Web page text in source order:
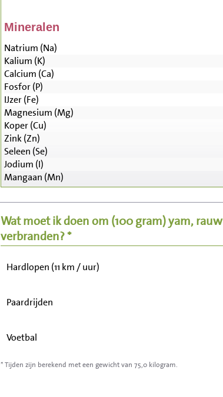
Mineralen
Natrium (Na)
Kalium (K)
Calcium (Ca)
Fosfor (P)
IJzer (Fe)
Magnesium (Mg)
Koper (Cu)
Zink (Zn)
Seleen (Se)
Jodium (I)
Mangaan (Mn)
Wat moet ik doen om (100 gram)yam, rauw
verbranden? *
Zitten, tv kijken
Wandelen (5 km/uur)
Hardlopen (11 km / uur)
Paardrijden
Voetbal
Stofzuigen
* Tijden zijn berekend met een gewicht van 75,0 kilogram.